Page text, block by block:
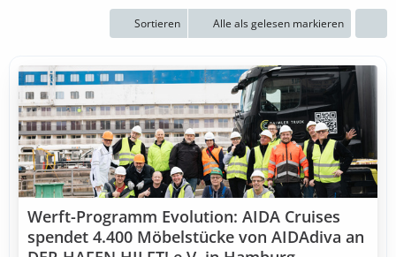
Sortieren Alle als gelesen markieren
Werft-Programm Evolution: AIDA Cruises
spendet 4.400 Möbelstücke von AIDAdiva an